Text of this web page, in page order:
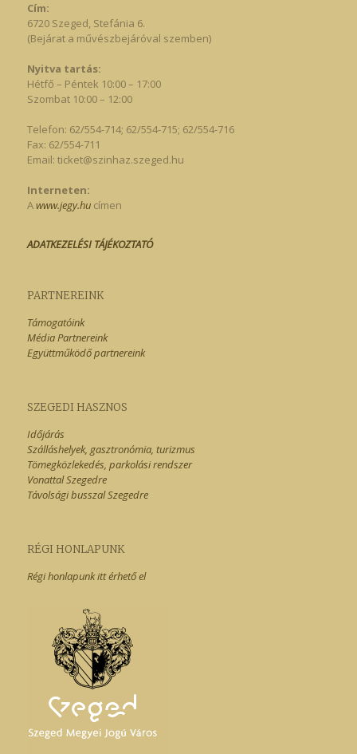
Cím:
6720 Szeged, Stefánia 6.
(Bejárat a művészbejáróval szemben)
Nyitva tartás:
Hétfő – Péntek 10:00 – 17:00
Szombat 10:00 – 12:00
Telefon: 62/554-714; 62/554-715; 62/554-716
Fax: 62/554-711
Email: ticket@szinhaz.szeged.hu
Interneten:
Awww.jegy.hucímen
ADATKEZELÉSI TÁJÉKOZTATÓ
PARTNEREINK
Támogatóink
Média Partnereink
Együttműködő partnereink
SZEGEDI HASZNOS
Időjárás
Szálláshelyek, gasztronómia, turizmus
Tömegközlekedés, parkolási rendszer
Vonattal Szegedre
Távolsági busszal Szegedre
RÉGI HONLAPUNK
Régi honlapunk itt érhető el